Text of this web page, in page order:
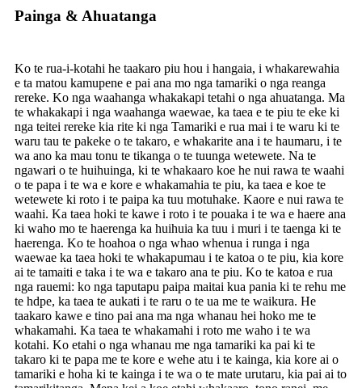
Painga & Ahuatanga
Ko te rua-i-kotahi he taakaro piu hou i hangaia, i whakarewahia
e ta matou kamupene e pai ana mo nga tamariki o nga reanga
rereke. Ko nga waahanga whakakapi tetahi o nga ahuatanga. Ma
te whakakapi i nga waahanga waewae, ka taea e te piu te eke ki
nga teitei rereke kia rite ki nga Tamariki e rua mai i te waru ki te
waru tau te pakeke o te takaro, e whakarite ana i te haumaru, i te
wa ano ka mau tonu te tikanga o te tuunga wetewete. Na te
ngawari o te huihuinga, ki te whakaaro koe he nui rawa te waahi
o te papa i te wa e kore e whakamahia te piu, ka taea e koe te
wetewete ki roto i te paipa ka tuu motuhake. Kaore e nui rawa te
waahi. Ka taea hoki te kawe i roto i te pouaka i te wa e haere ana
ki waho mo te haerenga ka huihuia ka tuu i muri i te taenga ki te
haerenga. Ko te hoahoa o nga whao whenua i runga i nga
waewae ka taea hoki te whakapumau i te katoa o te piu, kia kore
ai te tamaiti e taka i te wa e takaro ana te piu. Ko te katoa e rua
nga rauemi: ko nga taputapu paipa maitai kua pania ki te rehu me
te hdpe, ka taea te aukati i te raru o te ua me te waikura. He
taakaro kawe e tino pai ana ma nga whanau hei hoko me te
whakamahi. Ka taea te whakamahi i roto me waho i te wa
kotahi. Ko etahi o nga whanau me nga tamariki ka pai ki te
takaro ki te papa me te kore e wehe atu i te kainga, kia kore ai o
tamariki e hoha ki te kainga i te wa o te mate urutaru, kia pai ai to